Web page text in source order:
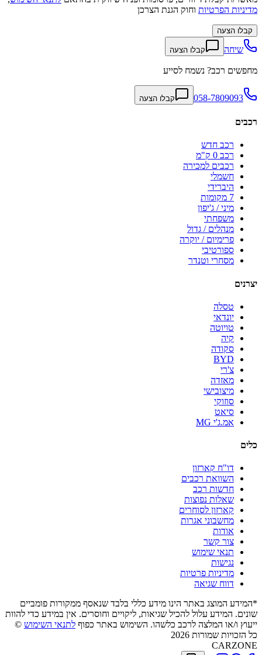
מדיניות הפרטיות וחוק הגנת הצרכן
קבלו הצעה
שיחה קבלו הצעה
מחפשים רכב? נשמח לסייע
058-7809093 קבלו הצעה
רכבים
רכב חדש
רכב 0 ק"מ
רכבים למכירה
חשמלי
היברידי
7 מקומות
מיני / ג'יפון
משפחתי
מנהלים / גדול
פרימיום / יוקרה
ספורטיבי
מסחרי וטנדר
יצרנים
טסלה
יונדאי
טויוטה
קיה
סקודה
BYD
צ'רי
מאזדה
מיצובישי
סוזוקי
סיאט
אמ.ג'י MG
כלים
דו"ח קארזון
השוואת רכבים
חדשות רכב
שאלות נפוצות
קארזון לסוחרים
מחשבוני אגרות
אודות
צור קשר
תנאי שימוש
נגישות
מדיניות פרטיות
דווח שגיאה
*המידע המוצג באתר הינו מידע כללי בלבד שנאסף ממקורות פומביים
שונים. המידע עלול להכיל שגיאות, ליקויים וחוסרים. אין במידע כדי להוות
ייעוץ ו/או המלצה לרכב כלשהו. השימוש באתר כפוף לתנאי השימוש ©
כל הזכויות שמורות 2026
CARZONE